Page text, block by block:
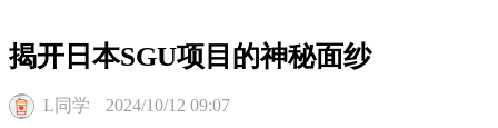
揭开日本SGU项目的神秘面纱
L同学 2024/10/12 09:07